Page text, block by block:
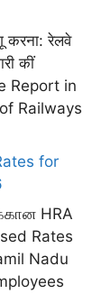
करना: रेलवे
कीं
Report in
Railways
for
HRA
Rates
Nadu